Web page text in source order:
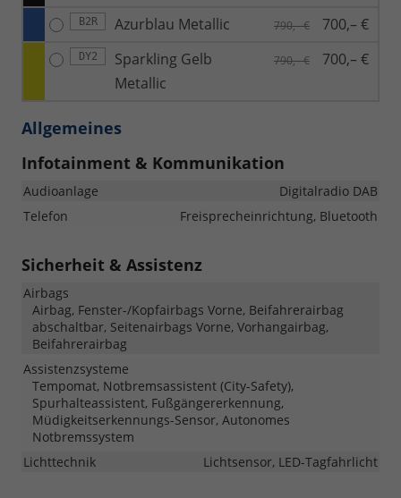
B2R Azurblau Metallic 790,– € 700,– €
DY2
Sparkling Gelb
Metallic
790,– € 700,– €
Allgemeines
Infotainment & Kommunikation
Audioanlage
Digitalradio DAB
Telefon
Freisprecheinrichtung, Bluetooth
Sicherheit & Assistenz
Airbags
Airbag, Fenster-/Kopfairbags Vorne, Beifahrerairbag
abschaltbar, Seitenairbags Vorne, Vorhangairbag,
Beifahrerairbag
Assistenzsysteme
Tempomat, Notbremsassistent (City-Safety),
Spurhalteassistent, Fußgängererkennung,
Müdigkeitserkennungs-Sensor, Autonomes
Notbremssystem
Lichttechnik
Lichtsensor, LED-Tagfahrlicht